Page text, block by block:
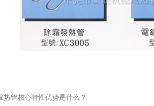
管核心特性优势是什么？